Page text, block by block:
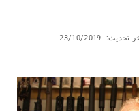
تحديث:
23/10/2019